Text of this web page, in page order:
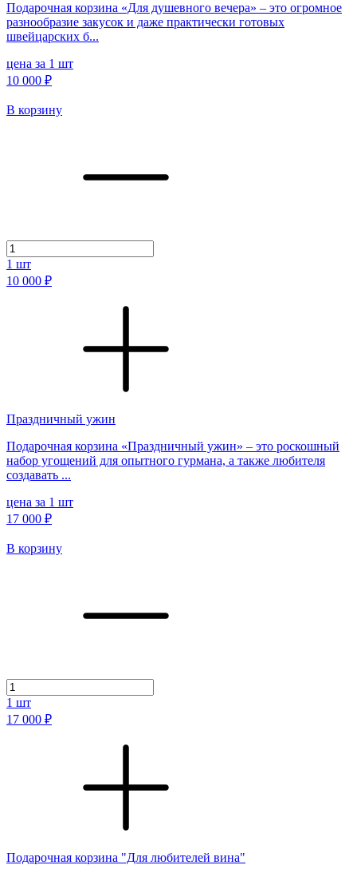
Подарочная корзина «Для душевного вечера» – это огромное
разнообразие закусок и даже практически готовых
швейцарских б...
цена за 1 шт
10 000 ₽
В корзину
1 шт
10 000 ₽
Праздничный ужин
Подарочная корзина «Праздничный ужин» – это роскошный
набор угощений для опытного гурмана, а также любителя
создавать ...
цена за 1 шт
17 000 ₽
В корзину
1 шт
17 000 ₽
Подарочная корзина "Для любителей вина"